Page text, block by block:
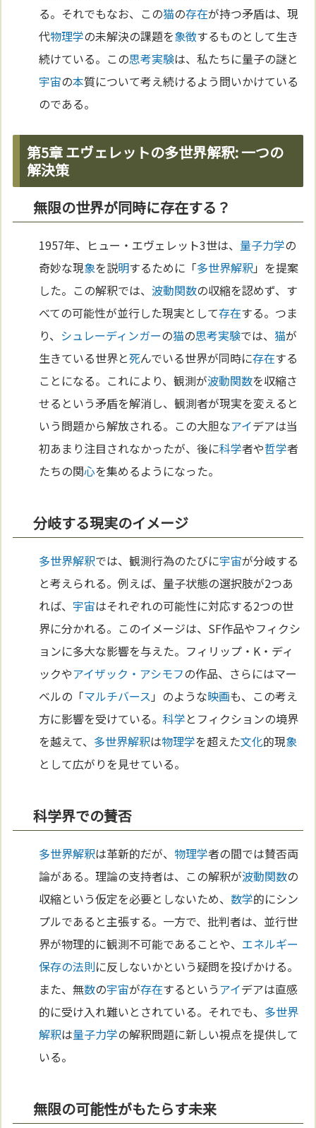
る。それでもなお、この猫の存在が持つ矛盾は、現
代物理学の未解決の課題を象徴するものとして生き
続けている。この思考実験は、私たちに量子の謎と
宇宙の本質について考え続けるよう問いかけている
のである。
第5章 エヴェレットの多世界解釈: 一つの
解決策
無限の世界が同時に存在する？
1957年、ヒュー・エヴェレット3世は、 量子力学の
奇妙な現象を説明するために「多世界解釈 」を提案
した。この解釈では、波動関数の収縮を認めず、す
べての可能性が並行した現実として存在する。つま
り、 シュレーディンガーの猫の思考実験では、 猫が
生きている世界と死んでいる世界が同時に存在する
ことになる。これにより、観測が波動関数を収縮さ
せるという矛盾を解消し、観測者が現実を変えると
いう問題から解放される。この大胆なアイデアは当
初あまり注目されなかったが、後に科学者や哲学者
たちの関心を集めるようになった。
分岐する現実のイメージ
多世界解釈では、観測行為のたびに宇宙が分岐する
と考えられる。例えば、量子状態の選択肢が2つあ
れば、 宇宙はそれぞれの可能性に対応する2つの世
界に分かれる。このイメージは、SF作品やフィクシ
ョンに多大な影響を与えた。フィリップ・K・ディ
ックやアイザック・アシモフの作品、さらにはマー
ベルの「マルチバース 」のような映画も、この考え
方に影響を受けている。科学とフィクションの境界
を越えて、 多世界解釈は物理学を超えた文化的現象
として広がりを見せている。
科学界での賛否
多世界解釈は革新的だが、 物理学者の間では賛否両
論がある。理論の支持者は、この解釈が波動関数の
収縮という仮定を必要としないため、数学的にシン
プルであると主張する。一方で、批判者は、並行世
界が物理的に観測不可能であることや、 エネルギー
保存の法則に反しないかという疑問を投げかける。
また、無数の宇宙が存在するというアイデアは直感
的に受け入れ難いとされている。それでも、 多世界
解釈は量子力学の解釈問題に新しい視点を提供して
いる。
無限の可能性がもたらす未来